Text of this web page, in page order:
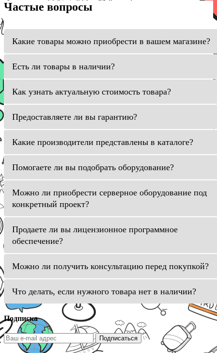
Частые вопросы
Какие товары можно приобрести в вашем магазине?
Есть ли товары в наличии?
Как узнать актуальную стоимость товара?
Предоставляете ли вы гарантию?
Какие производители представлены в каталоге?
Помогаете ли вы подобрать оборудование?
Можно ли приобрести серверное оборудование под
конкретный проект?
Продаете ли вы лицензионное программное
обеспечение?
Можно ли получить консультацию перед покупкой?
Что делать, если нужного товара нет в наличии?
Подписка
Подписаться